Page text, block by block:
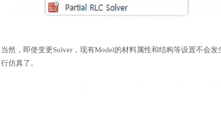
当然，即使变更Solver，现有Model的材料属性和结构等设置不会
行仿真了。